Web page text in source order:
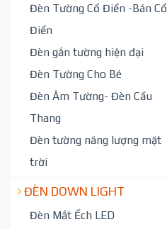
Đèn Tường Cổ Điển -Bán Cổ
Điển
Đèn gắn tường hiện đại
Đèn Tường Cho Bé
Đèn Âm Tường- Đèn Cầu
Thang
Đèn tường năng lượng mặt
trời
ĐÈN DOWN LIGHT
Đèn Mắt Ếch LED